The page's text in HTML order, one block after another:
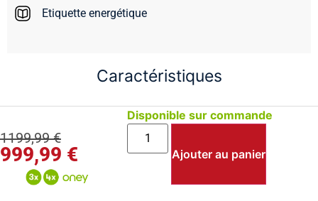
Caractéristiques
Etiquette energétique
1199,99€
999,99 €
Disponible sur commande
Ajouter au panier